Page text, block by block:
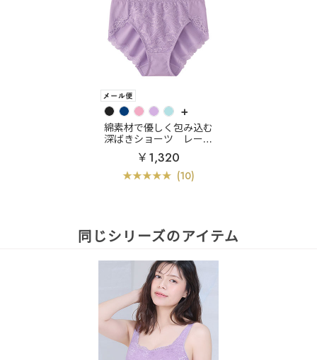
+
綿素材で優しく包み込む
深ばきショーツ
レース
深ばき 綿混 プレーンシ
ョーツ
￥1,320
(10)
同じシリーズのアイテム